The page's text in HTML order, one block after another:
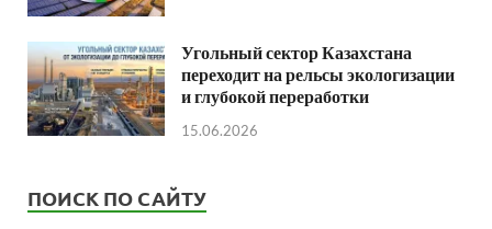
Угольный сектор Казахстана
переходит на рельсы экологизации
и глубокой переработки
15.06.2026
ПОИСК ПО САЙТУ